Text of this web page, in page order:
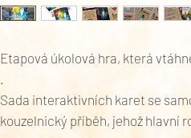
Etapová úkolová hra, která
.
Sada interaktivních karet se
kouzelnický příběh, jehož hlavní